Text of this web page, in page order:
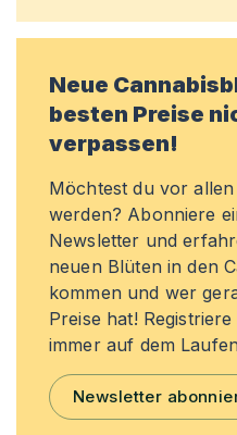
Neue
besten Preise
verpassen!
Möchtest du vor
werden? Abonniere
Newsletter und
neuen Blüten in den
kommen und wer
Preise hat!
immer auf dem
Newsletter